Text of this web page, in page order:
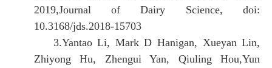
2019,Journal of Dairy Science, doi:
10.3168/jds.2018-15703
3.Yantao Li, Mark D Hanigan, Xueyan Lin,
Zhiyong Hu, Zhengui Yan, Qiuling Hou,Yun